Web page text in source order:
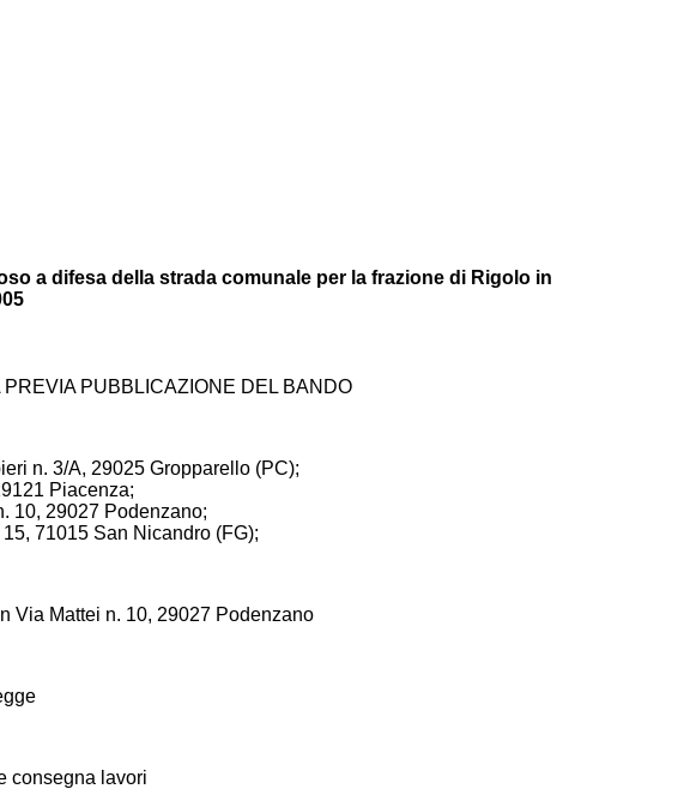
a difesa della strada comunale per la frazione di Rigolo in
PUBBLICAZIONE DEL BANDO
n. 3/A, 29025 Gropparello (PC);
Piacenza;
10, 29027 Podenzano;
71015 San Nicandro (FG);
Via Mattei n. 10, 29027 Podenzano
consegna lavori